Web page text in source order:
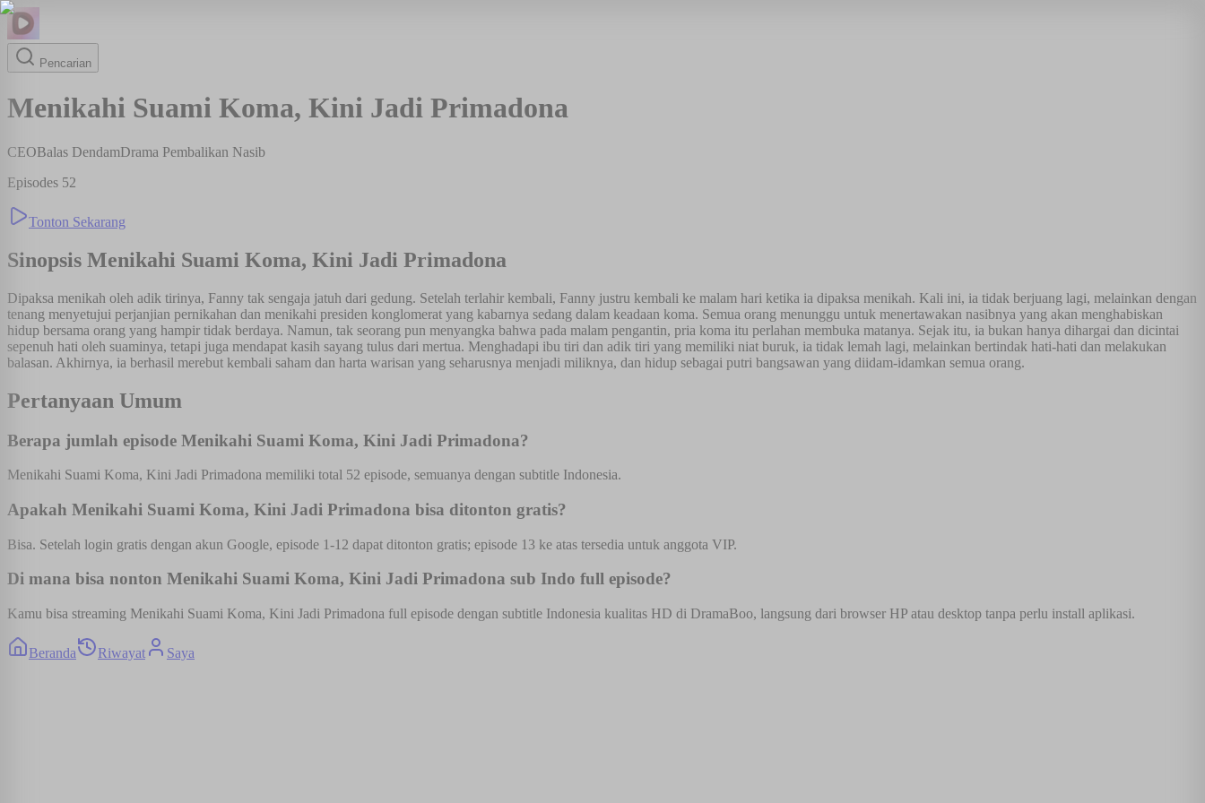
Pencarian
Menikahi Suami Koma, Kini Jadi Primadona
CEOBalas DendamDrama Pembalikan Nasib
Episodes 52
Tonton Sekarang
Sinopsis Menikahi Suami Koma, Kini Jadi Primadona
Dipaksa menikah oleh adik tirinya, Fanny tak sengaja jatuh dari gedung. Setelah terlahir kembali, Fanny justru kembali ke malam hari ketika ia dipaksa menikah. Kali ini, ia tidak berjuang lagi, melainkan dengan
tenang menyetujui perjanjian pernikahan dan menikahi presiden konglomerat yang kabarnya sedang dalam keadaan koma. Semua orang menunggu untuk menertawakan nasibnya yang akan menghabiskan
hidup bersama orang yang hampir tidak berdaya. Namun, tak seorang pun menyangka bahwa pada malam pengantin, pria koma itu perlahan membuka matanya. Sejak itu, ia bukan hanya dihargai dan dicintai
sepenuh hati oleh suaminya, tetapi juga mendapat kasih sayang tulus dari mertua. Menghadapi ibu tiri dan adik tiri yang memiliki niat buruk, ia tidak lemah lagi, melainkan bertindak hati-hati dan melakukan
balasan. Akhirnya, ia berhasil merebut kembali saham dan harta warisan yang seharusnya menjadi miliknya, dan hidup sebagai putri bangsawan yang diidam-idamkan semua orang.
Pertanyaan Umum
Berapa jumlah episode Menikahi Suami Koma, Kini Jadi Primadona?
Menikahi Suami Koma, Kini Jadi Primadona memiliki total 52 episode, semuanya dengan subtitle Indonesia.
Apakah Menikahi Suami Koma, Kini Jadi Primadona bisa ditonton gratis?
Bisa. Setelah login gratis dengan akun Google, episode 1-12 dapat ditonton gratis; episode 13 ke atas tersedia untuk anggota VIP.
Di mana bisa nonton Menikahi Suami Koma, Kini Jadi Primadona sub Indo full episode?
Kamu bisa streaming Menikahi Suami Koma, Kini Jadi Primadona full episode dengan subtitle Indonesia kualitas HD di DramaBoo, langsung dari browser HP atau desktop tanpa perlu install aplikasi.
Beranda Riwayat Saya